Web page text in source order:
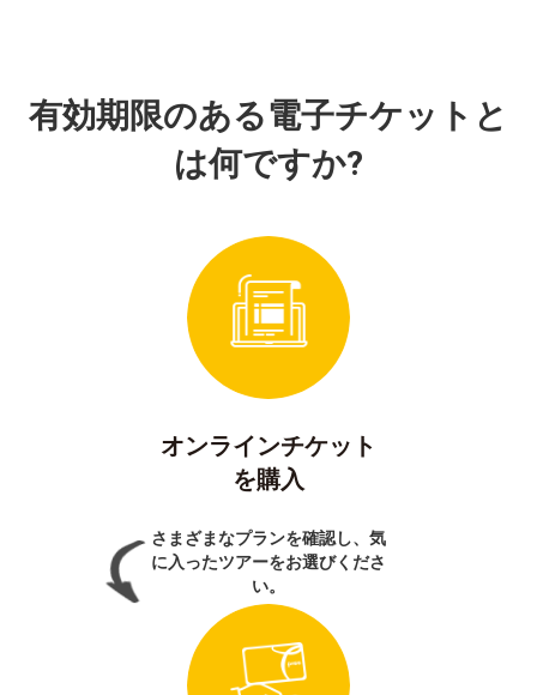
有効期限のある電子チケットと
は何ですか?
オンラインチケット
を購入
さまざまなプランを確認し、気
に入ったツアーをお選びくださ
い。